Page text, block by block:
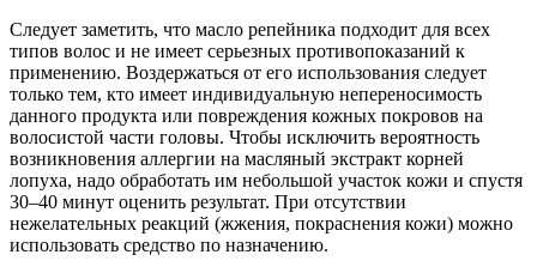
Следует заметить, что масло репейника подходит для всех
типов волос и не имеет серьезных противопоказаний к
применению. Воздержаться от его использования следует
только тем, кто имеет индивидуальную непереносимость
данного продукта или повреждения кожных покровов на
волосистой части головы. Чтобы исключить вероятность
возникновения аллергии на масляный экстракт корней
лопуха, надо обработать им небольшой участок кожи и спустя
30–40 минут оценить результат. При отсутствии
нежелательных реакций (жжения, покраснения кожи) можно
использовать средство по назначению.